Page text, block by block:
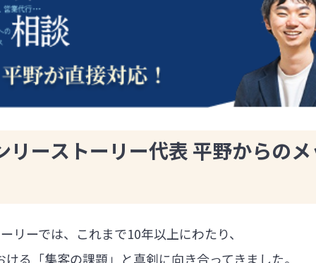
リーストーリー代表 平野からの
リーでは、これまで10年以上にわたり、
る「集客の課題」と真剣に向き合ってきました。